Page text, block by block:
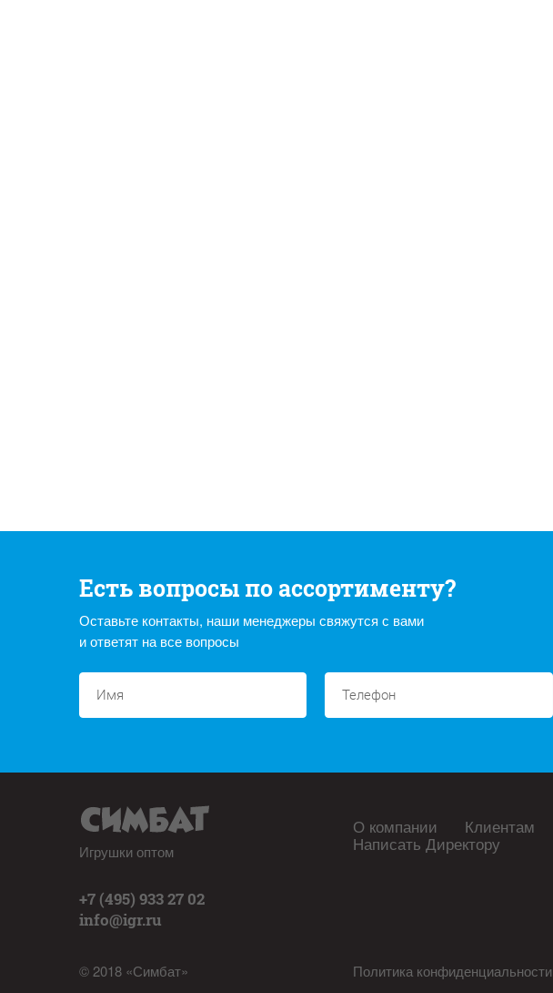
Есть вопросы по ассортименту?
Оставьте контакты, наши менеджеры свяжутся с вами
и ответят на все вопросы
Игрушки оптом
+7 (495) 933 27 02
info@igr.ru
© 2018 «Симбат»
О компании Клиентам
Написать Директору
Политика конфиденциальности